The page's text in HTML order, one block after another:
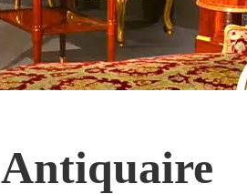
Antiquaire